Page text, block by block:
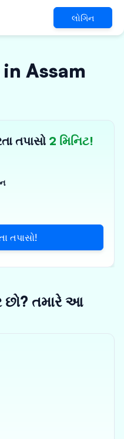
લોગિન
in Assam
તપાસો 2 મિનિટ!
તપાસો!
છો? તમારે આ